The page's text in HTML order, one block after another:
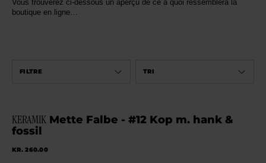
Vous trouverez ci-dessous un aperçu de ce à quoi ressemblera la
boutique en ligne…
FILTRE TRI
TOUS
TRIER PAR PRIX
KERAMIK Mette Falbe - #12 Kop m. hank &
fossil
KR. 260.00